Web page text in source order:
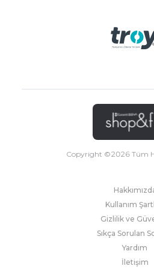
Copyright ©2026Tüm
Kullanım
Gizlilik ve
Sıkça Sorulan
Yardım
İletişim